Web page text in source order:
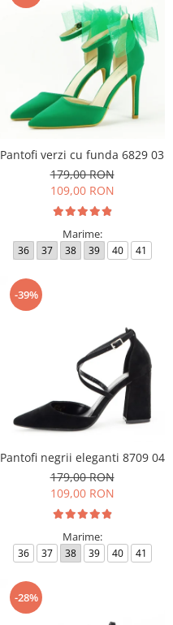
Pantofi verzi cu funda 6829 03
179,00 RON
109,00 RON
Marime:
36 37 38 39 40 41
-39%
Pantofi negrii eleganti 8709 04
179,00 RON
109,00 RON
Marime:
36 37 38 39 40 41
-28%